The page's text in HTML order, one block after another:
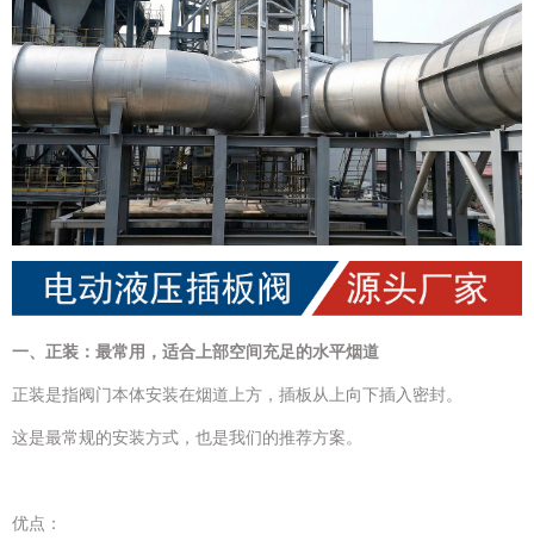
一、正装：最常用，适合上部空间充足的水平烟道
正装是指阀门本体安装在烟道上方，插板从上向下插入密封。
这是最常规的安装方式，也是我们的推荐方案。
优点：